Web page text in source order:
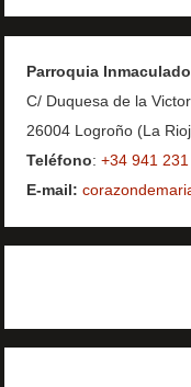
Parroquia
C/ Duquesa de la
26004 Logroño (La
Teléfono:+34 941
E-mail: